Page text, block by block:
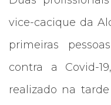
vice-cacique da
primeiras
contra a Covid-
realizado na